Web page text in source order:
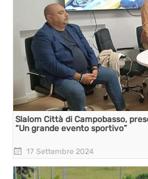
Slalom Città di Campobasso,
“Un grande evento sportivo”
17 Settembre 2024